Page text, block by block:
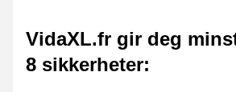
VidaXL.fr gir deg
8 sikkerheter: